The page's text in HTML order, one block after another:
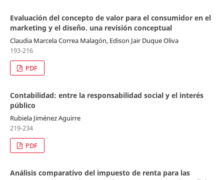
Evaluación del concepto de valor para el consumidor en el
marketing y el diseño. una revisión conceptual
Claudia Marcela Correa Malagón, Edison Jair Duque Oliva
193-216
PDF
Contabilidad: entre la responsabilidad social y el interés
público
Rubiela Jiménez Aguirre
219-234
PDF
Análisis comparativo del impuesto de renta para las